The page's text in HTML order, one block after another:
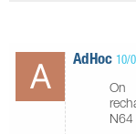
AdHoc 10/
On
N64